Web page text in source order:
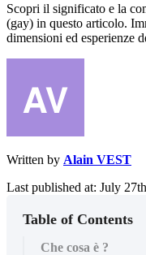
Scopri il significato e la
(gay) in questo articolo.
dimensioni ed esperienze
Written by Alain VEST
Last published at: July
Table of Contents
Che cosa è ?